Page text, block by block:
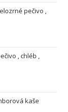
pečivo ,
, chléb ,
kaše